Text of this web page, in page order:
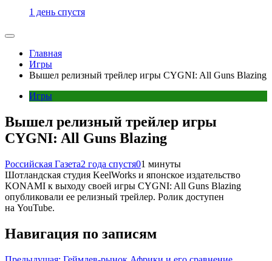
1 день спустя
Главная
Игры
Вышел релизный трейлер игры CYGNI: All Guns Blazing
Игры
Вышел релизный трейлер игры
CYGNI: All Guns Blazing
Российская Газета2 года спустя01 минуты
Шотландская студия KeelWorks и японское издательство
KONAMI к выходу своей игры CYGNI: All Guns Blazing
опубликовали ее релизный трейлер. Ролик доступен
на YouTube.
Навигация по записям